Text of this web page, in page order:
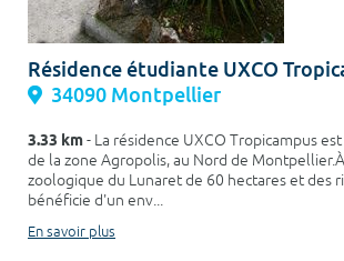
Résidence étudiante UXCO
34090 Montpellier
3.33 km- La résidence UXCO Tropicampus
de la zone Agropolis, au Nord de
zoologique du Lunaret de 60 hectares et des
bénéficie d'un env...
En savoir plus